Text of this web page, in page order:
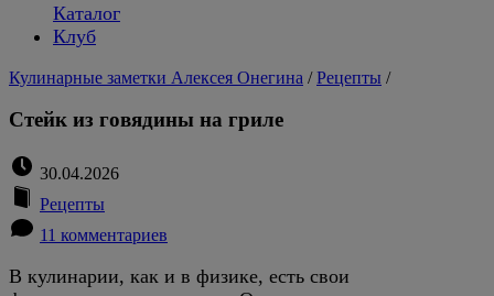
Каталог
Клуб
Кулинарные заметки Алексея Онегина /Рецепты /
Стейк из говядины на гриле
30.04.2026
Рецепты
11 комментариев
В кулинарии, как и в физике, есть свои